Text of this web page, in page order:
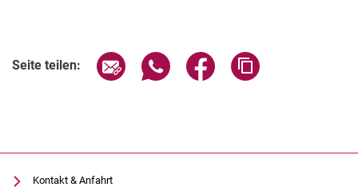
Seite teilen: Seite über E-Mail teilen
Seite über WhatsApp teilen
Seite über Facebook
Kontakt & Anfahrt